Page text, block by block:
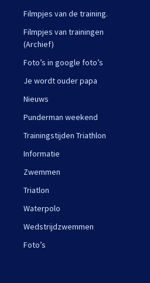
Filmpjes van de training.
Filmpjes van trainingen
(Archief)
Foto’s in google foto’s
Je wordt ouder papa
Nieuws
Punderman weekend
Trainingstijden Triathlon
Informatie
Zwemmen
Triatlon
Waterpolo
Wedstrijdzwemmen
Foto’s